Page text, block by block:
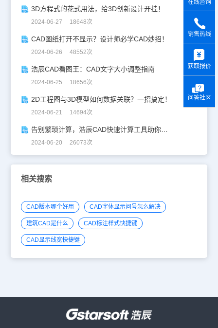
3D方程式的花式用法，给3D创新设计开挂！
2024-06-27 18648次
CAD图纸打开不显示？设计师必学CAD妙招！
2024-06-26 48552次
浩辰CAD看图王：CAD文字大小调整指南
2024-06-25 18656次
2D工程图与3D模型如何数据关联？一招搞定！
2024-06-21 14694次
告别繁琐计算，浩辰CAD快速计算工具助你一臂之力！
2024-06-20 26073次
相关搜索
CAD版本哪个好用 CAD字体显示问号怎么解决
建筑CAD是什么 CAD标注样式快捷键
CAD显示线宽快捷键
在线咨询
销售热线
获取报价
问答社区